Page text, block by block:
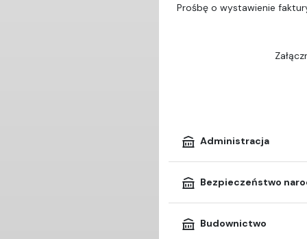
Prośbę o wystawienie
Administracja
Bezpieczeństwo
Budownictwo